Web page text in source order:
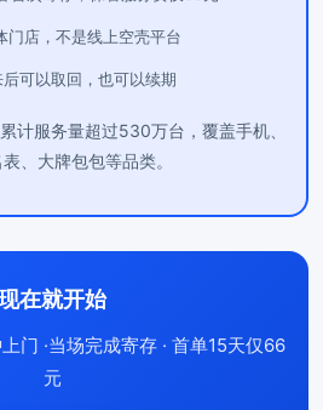
门店，不是线上空壳平台
后可以取回，也可以续期
计服务量超过530万台，覆盖手机、
、大牌包包等品类。
在就开始
门 ·当场完成寄存 · 首单15天仅66
元